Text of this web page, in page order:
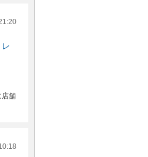
レ
店舗